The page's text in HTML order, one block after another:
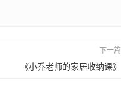
下一篇
《小乔老师的家居收纳课》